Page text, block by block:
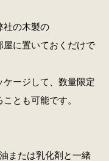
社の木製の
屋に置いておくだけで
ージして、数量限定
とも可能です。
または乳化剤と一緒